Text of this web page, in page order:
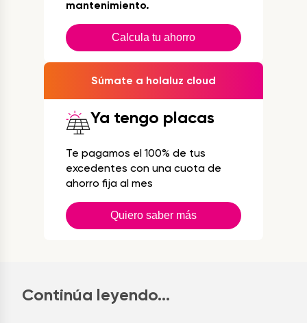
mantenimiento.
Calcula tu ahorro
Súmate a holaluz cloud
Ya tengo placas
Te pagamos el 100% de tus
excedentes con una cuota de
ahorro fija al mes
Quiero saber más
Continúa leyendo...